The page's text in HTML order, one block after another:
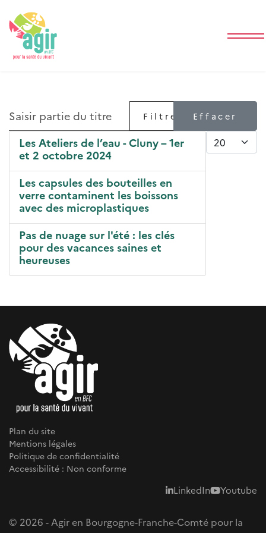
Filtre Effacer
Afficher #
Les Ateliers de l’eau - Cluny – 1er
et 2 octobre 2024
Les capsules des bouteilles en
verre contaminent les boissons
avec des microplastiques
Pas de nuage sur l'été : les clés
pour des vacances saines et
heureuses
Plan du site
Mentions légales
Politique de confidentialité
Accessibilité : Non conforme
LinkedIn Youtube
© 2026 - Agir en Bourgogne-Franche-Comté pour la